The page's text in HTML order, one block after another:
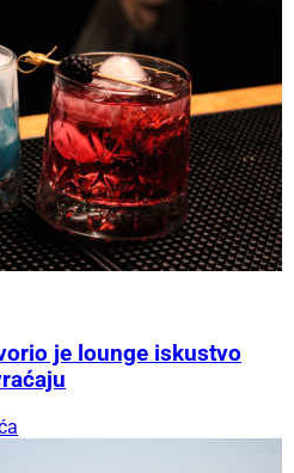
je lounge iskustvo